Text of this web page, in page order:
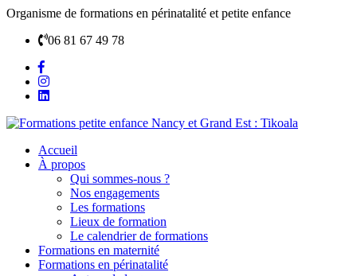
Organisme de formations en périnatalité et petite enfance
06 81 67 49 78
Accueil
À propos
Qui sommes-nous ?
Nos engagements
Les formations
Lieux de formation
Le calendrier de formations
Formations en maternité
Formations en périnatalité